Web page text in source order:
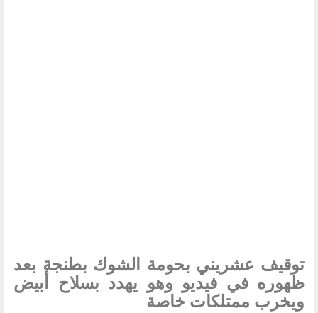
توقيف عشريني بحومة الشوك بطنجة بعد
ظهوره في فيديو وهو يهدد بسلاح أبيض
ويخرب ممتلكات خاصة